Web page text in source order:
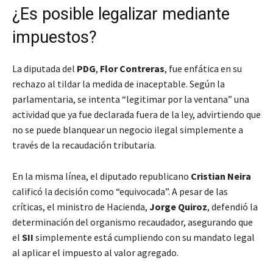
¿Es posible legalizar mediante
impuestos?
La diputada del PDG, Flor Contreras, fue enfática en su
rechazo al tildar la medida de inaceptable. Según la
parlamentaria, se intenta “legitimar por la ventana” una
actividad que ya fue declarada fuera de la ley, advirtiendo que
no se puede blanquear un negocio ilegal simplemente a
través de la recaudación tributaria.
En la misma línea, el diputado republicano Cristian Neira
calificó la decisión como “equivocada”. A pesar de las
críticas, el ministro de Hacienda, Jorge Quiroz, defendió la
determinación del organismo recaudador, asegurando que
el SII simplemente está cumpliendo con su mandato legal
al aplicar el impuesto al valor agregado.